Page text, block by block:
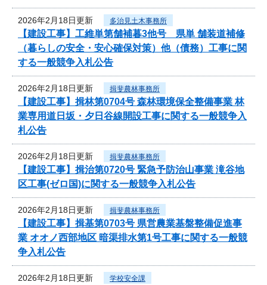
2026年2月18日更新 多治見土木事務所
【建設工事】工維単第舗補暮3他号 県単 舗装道補修
（暮らしの安全・安心確保対策）他（債務）工事に関
する一般競争入札公告
2026年2月18日更新 揖斐農林事務所
【建設工事】揖林第0704号 森林環境保全整備事業 林
業専用道日坂・夕日谷線開設工事に関する一般競争入
札公告
2026年2月18日更新 揖斐農林事務所
【建設工事】揖治第0720号 緊急予防治山事業 滝谷地
区工事(ゼロ国)に関する一般競争入札公告
2026年2月18日更新 揖斐農林事務所
【建設工事】揖基第0703号 県営農業基盤整備促進事
業 オオノ西部地区 暗渠排水第1号工事に関する一般競
争入札公告
2026年2月18日更新 学校安全課